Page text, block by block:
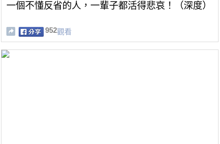
一個不懂反省的人，一輩子都活得悲哀！（深度）
952觀看